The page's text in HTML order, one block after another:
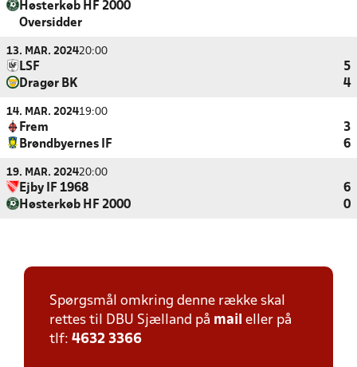
Høsterkøb HF 2000
Oversidder
13. MAR. 202420:00
LSF
5
Dragør BK
4
14. MAR. 202419:00
Frem
3
Brøndbyernes IF
6
19. MAR. 202420:00
Ejby IF 1968
6
Høsterkøb HF 2000
0
Spørgsmål omkring denne række skal
rettes til DBU Sjælland på mail eller på
tlf: 4632 3366